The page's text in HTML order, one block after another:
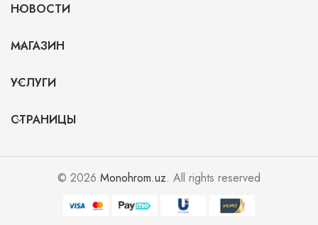
НОВОСТИ
МАГАЗИН
УСЛУГИ
СТРАНИЦЫ
© 2026 Monohrom.uz. All rights reserved